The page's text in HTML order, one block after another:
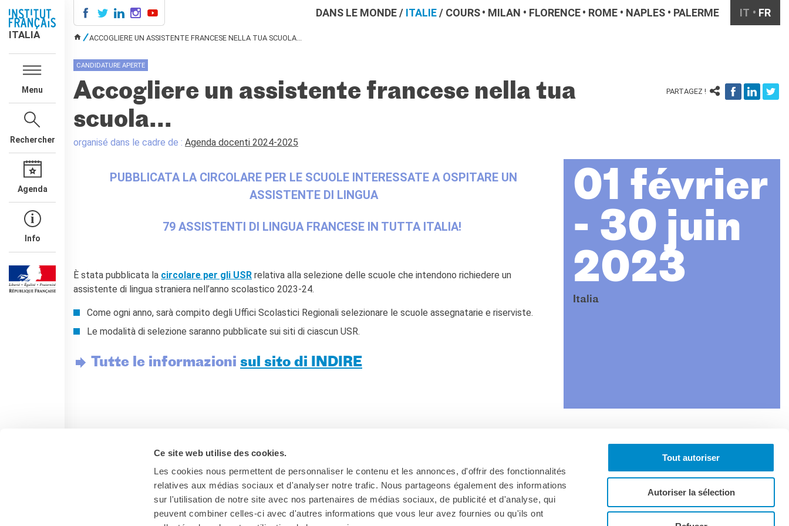
Ce site web utilise des cookies.
Les cookies nous permettent de personnaliser le contenu et les annonces, d'offrir des fonctionnalités
relatives aux médias sociaux et d'analyser notre trafic. Nous partageons également des informations
sur l'utilisation de notre site avec nos partenaires de médias sociaux, de publicité et d'analyse, qui
peuvent combiner celles-ci avec d'autres informations que vous leur avez fournies ou qu'ils ont
Tout autoriser
Autoriser la sélection
ITALIA
Menu
Rechercher
Agenda
Info
ITALIA
AGENDA
LE MONDE SCOLAIRE
Mobilità
Francofonia
France-Italie
CINÉMA ET AUDIOVISUEL
La Francia al Cinema
Rendez-vous
LIVRES
Soutien à la recherche et
YEP - Young Entrepreneurs
QUI SOMMES-NOUS ?
DANS LE MONDE/ ITALIE/ COURS MILAN FLORENCE ROME NAPLES PALERME IT FR
ACCOGLIERE UN ASSISTENTE FRANCESE NELLA TUA SCUOLA...
CANDIDATURE APERTE
Accogliere un assistente francese nella tua
scuola...
PARTAGEZ !
organisé dans le cadre de : Agenda docenti 2024-2025
PUBBLICATA LA CIRCOLARE PER LE SCUOLE INTERESSATE A OSPITARE UN
ASSISTENTE DI LINGUA
79 ASSISTENTI DI LINGUA FRANCESE IN TUTTA ITALIA!
È stata pubblicata la circolare per gli USR relativa alla selezione delle scuole che intendono richiedere un
assistente di lingua straniera nell’anno scolastico 2023-24.
Come ogni anno, sarà compito degli Uffici Scolastici Regionali selezionare le scuole assegnatarie e riserviste.
Le modalità di selezione saranno pubblicate sui siti di ciascun USR.
Tutte le informazioni sul sito di INDIRE
01 février
- 30 juin
2023
Italia